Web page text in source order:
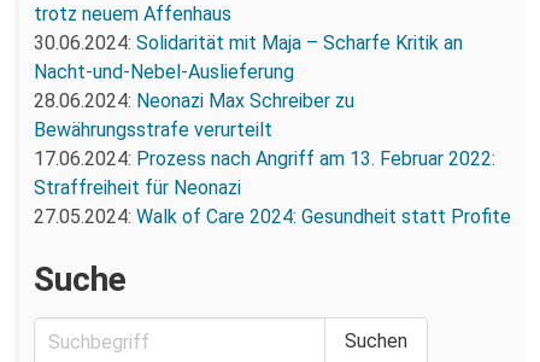
trotz neuem Affenhaus
30.06.2024: Solidarität mit Maja – Scharfe Kritik an
Nacht-und-Nebel-Auslieferung
28.06.2024: Neonazi Max Schreiber zu
Bewährungsstrafe verurteilt
17.06.2024: Prozess nach Angriff am 13. Februar 2022:
Straffreiheit für Neonazi
27.05.2024: Walk of Care 2024: Gesundheit statt Profite
Suche